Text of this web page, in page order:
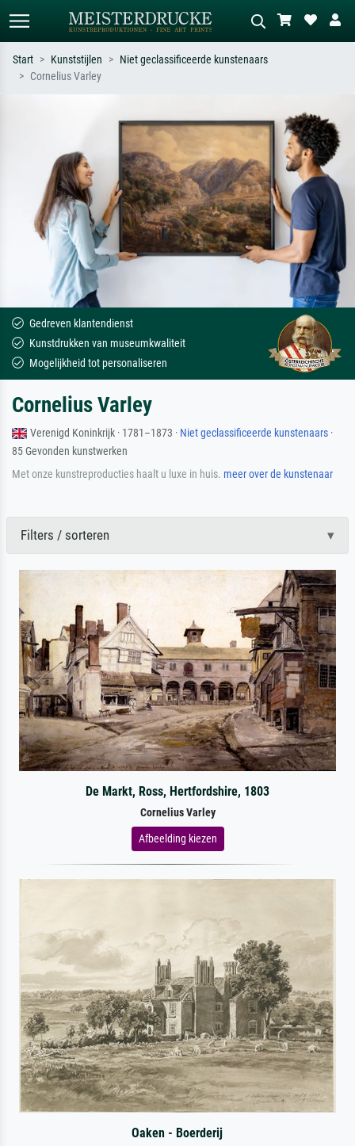
Monet, Sterrennacht, impressionisme,
Beschrijf de scène – bijv. groene
weide, abstract met veel rood, donker
olieverfschilderij, staand naakt naast
een boom.
Start Kunststijlen
Niet geclassificeerde kunstenaars
Cornelius Varley
Gedreven klantendienst
Kunstdrukken van museumkwaliteit
Mogelijkheid tot personaliseren
Cornelius Varley
Verenigd Koninkrijk · 1781–1873 · Niet geclassificeerde kunstenaars ·
85 Gevonden kunstwerken
Met onze kunstreproducties haalt u luxe in huis. meer over de kunstenaar
Filters / sorteren
De Markt, Ross, Hertfordshire, 1803
Cornelius Varley
Afbeelding kiezen
Oaken - Boerderij